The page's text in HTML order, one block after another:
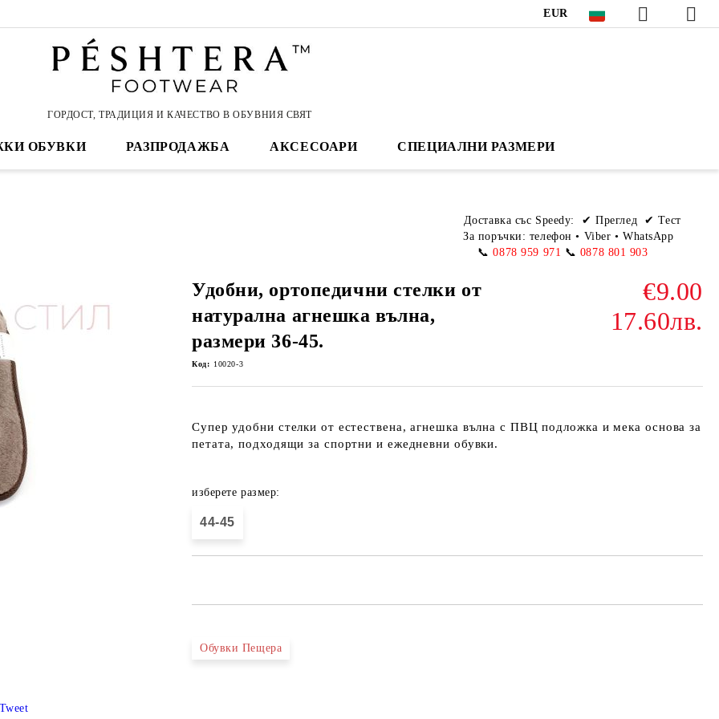
EUR
ГОРДОСТ, ТРАДИЦИЯ И КАЧЕСТВО В ОБУВНИЯ СВЯТ
ОБУВКИ РАЗПРОДАЖБА АКСЕСОАРИ СПЕЦИАЛНИ РАЗМЕРИ
Доставка със Speedy:
✔ Преглед ✔ Тест
За поръчки: телефон• Viber • WhatsApp
📞 0878 959 971 📞 0878 801 903
Удобни, ортопедични стелки от
натурална агнешка вълна,
размери 36-45.
€9.00
17.60лв.
Код: 10020-3
Супер удобни стелки от естествена, агнешка вълна с ПВЦ подложка и мека основа за
петата, подходящи за спортни и ежедневни обувки.
изберете размер:
44-45
Обувки Пещера
Tweet